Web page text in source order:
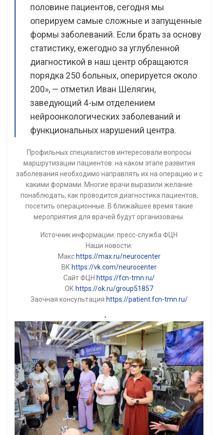
половине пациентов, сегодня мы
оперируем самые сложные и запущенные
формы заболеваний. Если брать за основу
статистику, ежегодно за углубленной
диагностикой в наш центр обращаются
порядка 250 больных, оперируется около
200», — отметил Иван Шелягин,
заведующий 4-ым отделением
нейроонкологических заболеваний и
функциональных нарушений центра.
Профильных специалистов интересовали вопросы
маршрутизации пациентов: на каком этапе развития
заболевания необходимо направлять их на операцию и с
какими формами. Многие врачи выразили желание
понаблюдать, как проводится диагностика пациентов,
посетить операционные. В ближайшее время такие
мероприятия для врачей будут организованы.
Источник информации: пресс-служба ФЦН
Наши новости:
Макс https://max.ru/neurocenter
ВК https://vk.com/neurocenter
Сайт ФЦН https://fcn-tmn.ru/
ОК https://ok.ru/group51857
Заочная консультация https://patient.fcn-tmn.ru/